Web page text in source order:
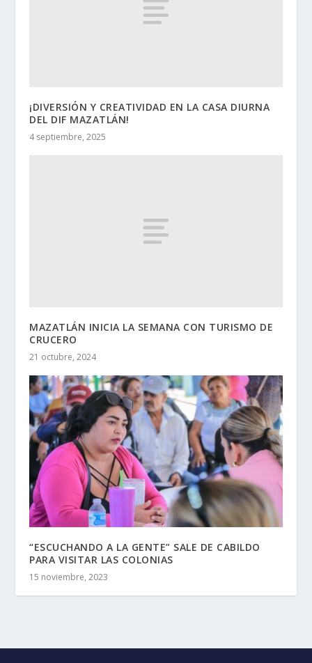
¡DIVERSIÓN Y CREATIVIDAD EN LA CASA DIURNA
DEL DIF MAZATLÁN!
4 septiembre, 2025
MAZATLÁN INICIA LA SEMANA CON TURISMO DE
CRUCERO
21 octubre, 2024
“ESCUCHANDO A LA GENTE” SALE DE CABILDO
PARA VISITAR LAS COLONIAS
15 noviembre, 2023